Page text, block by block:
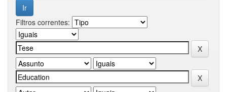
Filtros correntes: